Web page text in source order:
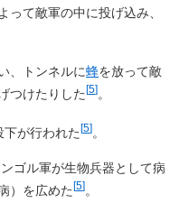
って敵軍の中に投げ込み、
、トンネルに蜂を放って敵
つけたりした[5]。
下が行われた[5]。
ゴル軍が生物兵器として病
）を広めた [5] 。